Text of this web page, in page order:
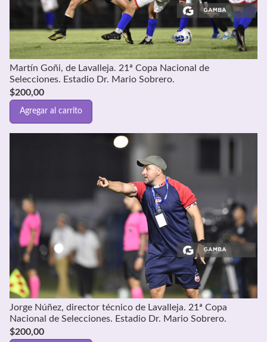
Martín Goñi, de Lavalleja. 21ª Copa Nacional de
Selecciones. Estadio Dr. Mario Sobrero.
$200,00
Agregar al carrito
Jorge Núñez, director técnico de Lavalleja. 21ª Copa
Nacional de Selecciones. Estadio Dr. Mario Sobrero.
$200,00